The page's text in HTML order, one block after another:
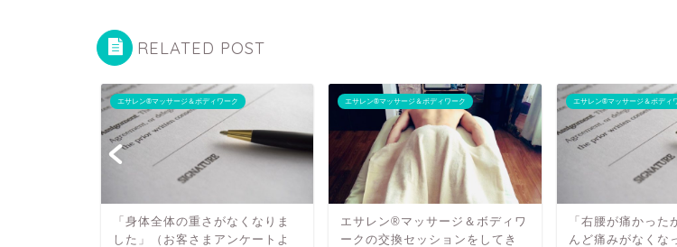
RELATED POST
エサレン®マッサージ＆ボディワーク
「身体全体の重さがなくなりま
した」（お客さまアンケートよ
エサレン®マッサージ＆ボディワーク
エサレン®マッサージ＆ボディワ
ークの交換セッションをしてき
エサレン®マッサージ＆ボディ
「右腰が痛かった
んど痛みがなくな